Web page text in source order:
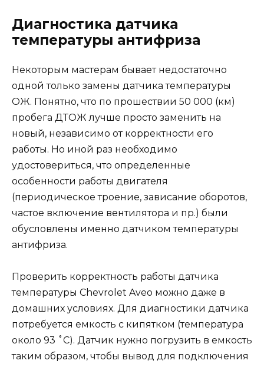
Диагностика датчика
температуры антифриза
Некоторым мастерам бывает недостаточно
одной только замены датчика температуры
ОЖ. Понятно, что по прошествии 50 000 (км)
пробега ДТОЖ лучше просто заменить на
новый, независимо от корректности его
работы. Но иной раз необходимо
удостовериться, что определенные
особенности работы двигателя
(периодическое троение, зависание оборотов,
частое включение вентилятора и пр.) были
обусловлены именно датчиком температуры
антифриза.
Проверить корректность работы датчика
температуры Chevrolet Aveo можно даже в
домашних условиях. Для диагностики датчика
потребуется емкость с кипятком (температура
около 93 ˚С). Датчик нужно погрузить в емкость
таким образом, чтобы вывод для подключения